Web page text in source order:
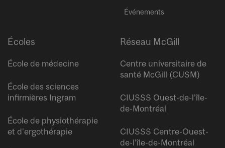
Événements
Écoles
École de médecine
École des sciences
infirmières Ingram
École de physiothérapie
et d’ergothérapie
Réseau McGill
Centre universitaire de
santé McGill (CUSM)
CIUSSS Ouest-de-l’île-
de-Montréal
CIUSSS Centre-Ouest-
de-l’île-de-Montréal